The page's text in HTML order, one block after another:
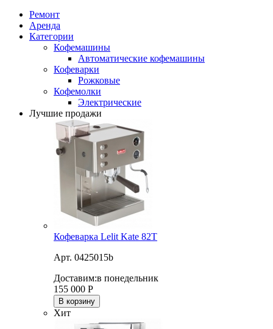
Ремонт
Аренда
Категории
Кофемашины
Автоматические кофемашины
Кофеварки
Рожковые
Кофемолки
Электрические
Лучшие продажи
Кофеварка Lelit Kate 82T
Арт. 0425015b
Доставим:в понедельник
155 000 Р
В корзину
Хит